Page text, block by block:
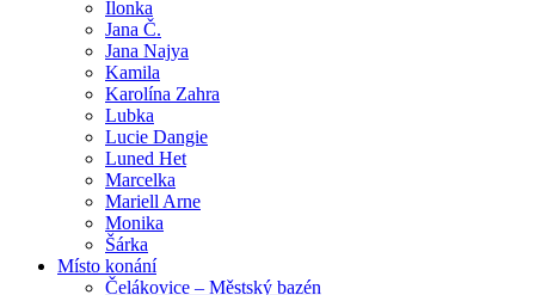
Ilonka
Jana Č.
Jana Najya
Kamila
Karolína Zahra
Lubka
Lucie Dangie
Luned Het
Marcelka
Mariell Arne
Monika
Šárka
Místo konání
Čelákovice – Městský bazén